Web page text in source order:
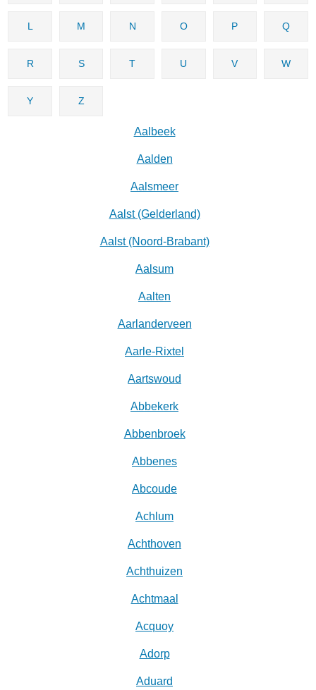
L M N O P Q
R S T U V W
Y Z
Aalbeek
Aalden
Aalsmeer
Aalst (Gelderland)
Aalst (Noord-Brabant)
Aalsum
Aalten
Aarlanderveen
Aarle-Rixtel
Aartswoud
Abbekerk
Abbenbroek
Abbenes
Abcoude
Achlum
Achthoven
Achthuizen
Achtmaal
Acquoy
Adorp
Aduard